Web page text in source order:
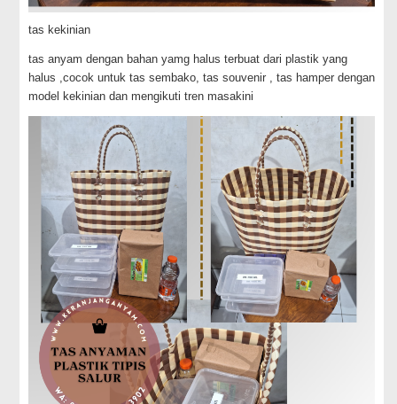
tas kekinian
tas anyam dengan bahan yamg halus terbuat dari plastik yang
halus ,cocok untuk tas sembako, tas souvenir , tas hamper dengan
model kekinian dan mengikuti tren masakini